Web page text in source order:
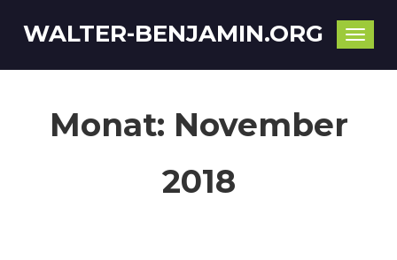
Toggle
WALTER-BENJAMIN.ORG
Monat: November
2018